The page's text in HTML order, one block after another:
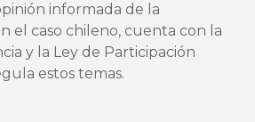
informada de la
el caso chileno, cuenta con la
y la Ley de Participación
estos temas.